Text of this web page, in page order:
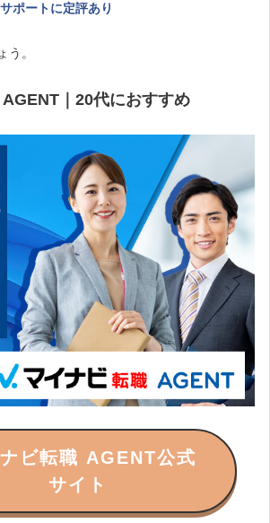
ポートに定評あり
う。
｜20代におすすめ
ビ転職 AGENT公式
サイト